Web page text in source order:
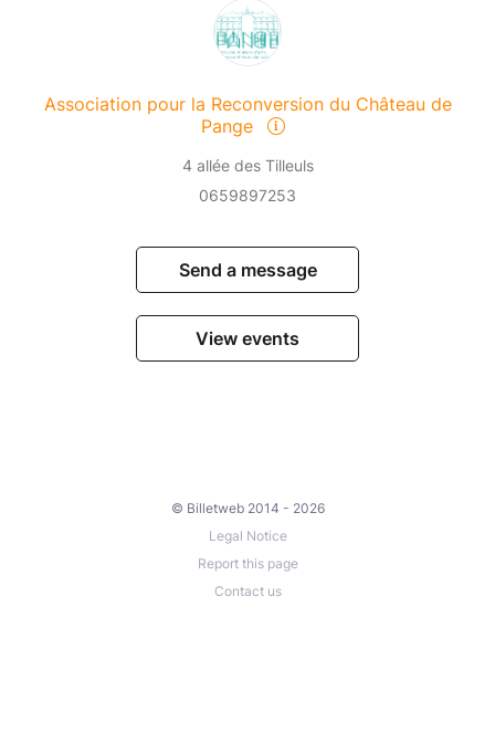
Association pour la Reconversion du Château de
Pange
4 allée des Tilleuls
0659897253
Send a message
View events
© Billetweb 2014 - 2026
Legal Notice
Report this page
Contact us